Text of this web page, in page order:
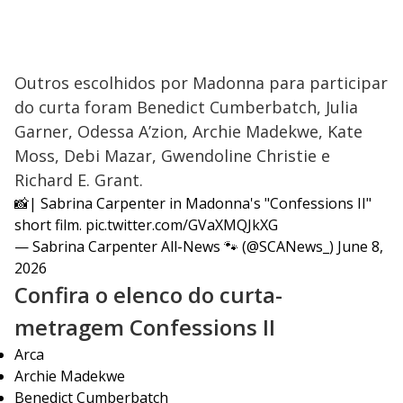
Outros escolhidos por Madonna para participar
do curta foram Benedict Cumberbatch, Julia
Garner, Odessa A’zion, Archie Madekwe, Kate
Moss, Debi Mazar, Gwendoline Christie e
Richard E. Grant.
📸| Sabrina Carpenter in Madonna's "Confessions II"
short film. pic.twitter.com/GVaXMQJkXG
— Sabrina Carpenter All-News 🐾 (@SCANews_) June 8,
2026
Confira o elenco do curta-
metragem Confessions II
Arca
Archie Madekwe
Benedict Cumberbatch